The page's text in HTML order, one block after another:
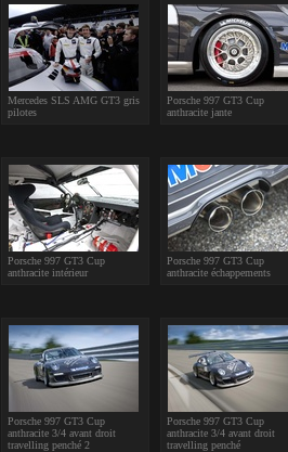
Mercedes SLS AMG GT3 gris
pilotes
Porsche 997 GT3 Cup
anthracite jante
Porsche 997 GT3 Cup
anthracite intérieur
Porsche 997 GT3 Cup
anthracite échappements
Porsche 997 GT3 Cup
anthracite 3/4 avant droit
travelling penché 2
Porsche 997 GT3 Cup
anthracite 3/4 avant droit
travelling penché